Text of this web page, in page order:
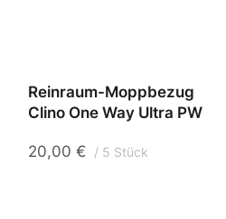
Reinraum-Moppbezug
Clino One Way Ultra PW
20,00 € 5 Stück